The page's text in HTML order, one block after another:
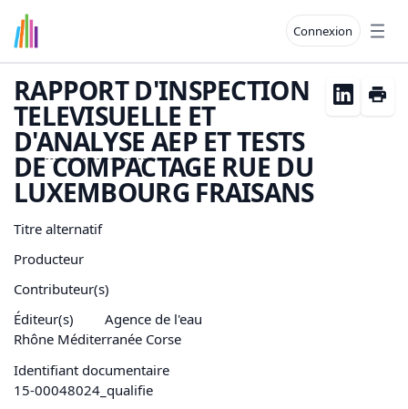
Connexion
RAPPORT D'INSPECTION
TELEVISUELLE ET
D'ANALYSE AEP ET TESTS
DE COMPACTAGE RUE DU
LUXEMBOURG FRAISANS
Titre alternatif
Producteur
Contributeur(s)
Éditeur(s)
Agence de l'eau
Rhône Méditerranée Corse
Identifiant documentaire
15-00048024_qualifie